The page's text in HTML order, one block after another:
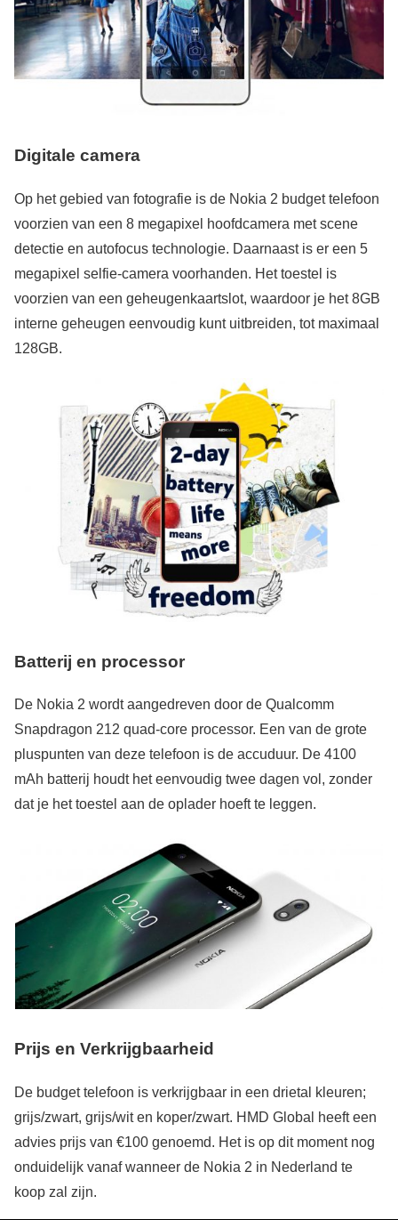
Digitale camera
Op het gebied van fotografie is de Nokia 2 budget telefoon
voorzien van een 8 megapixel hoofdcamera met scene
detectie en autofocus technologie. Daarnaast is er een 5
megapixel selfie-camera voorhanden. Het toestel is
voorzien van een geheugenkaartslot, waardoor je het 8GB
interne geheugen eenvoudig kunt uitbreiden, tot maximaal
128GB.
Batterij en processor
De Nokia 2 wordt aangedreven door de Qualcomm
Snapdragon 212 quad-core processor. Een van de grote
pluspunten van deze telefoon is de accuduur. De 4100
mAh batterij houdt het eenvoudig twee dagen vol, zonder
dat je het toestel aan de oplader hoeft te leggen.
Prijs en Verkrijgbaarheid
De budget telefoon is verkrijgbaar in een drietal kleuren;
grijs/zwart, grijs/wit en koper/zwart. HMD Global heeft een
advies prijs van €100 genoemd. Het is op dit moment nog
onduidelijk vanaf wanneer de Nokia 2 in Nederland te
koop zal zijn.